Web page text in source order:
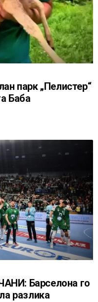
парк „Пелистер“
Баба
Барселона го
разлика